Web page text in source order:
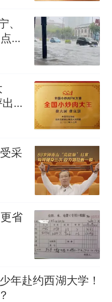
、
正
采
省
年赴约西湖大学！